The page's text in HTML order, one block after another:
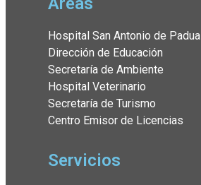
Hospital San Antonio de Padua
Dirección de Educación
Secretaría de Ambiente
Hospital Veterinario
Secretaría de Turismo
Centro Emisor de Licencias
Servicios